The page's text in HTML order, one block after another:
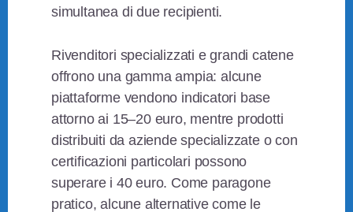
simultanea di due recipienti.
Rivenditori specializzati e grandi catene
offrono una gamma ampia: alcune
piattaforme vendono indicatori base
attorno ai 15–20 euro, mentre prodotti
distribuiti da aziende specializzate o con
certificazioni particolari possono
superare i 40 euro. Come paragone
pratico, alcune alternative come le